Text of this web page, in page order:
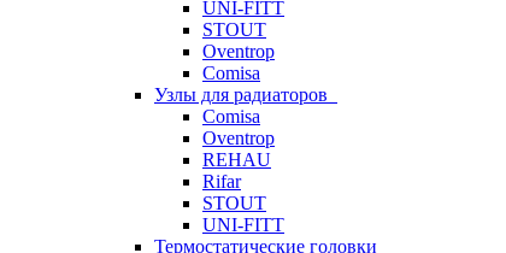
UNI-FITT
STOUT
Oventrop
Comisa
Узлы для радиаторов
Comisa
Oventrop
REHAU
Rifar
STOUT
UNI-FITT
Термостатические головки